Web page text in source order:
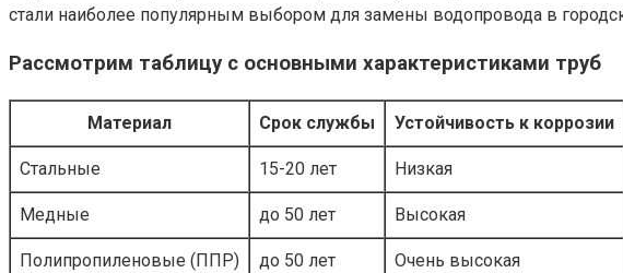
стали наиболее популярным выбором для замены водопровода в
Рассмотрим таблицу с основными характеристиками труб
Материал Срок службы Устойчивость к коррозии
Стальные 15-20 лет Низкая
Медные до 50 лет Высокая
Полипропиленовые (ППР) до 50 лет Очень высокая